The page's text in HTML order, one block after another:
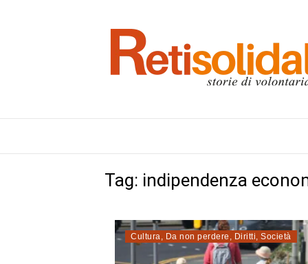
Tag: indipendenza
Cultura, Da non perdere , Diritti, Società